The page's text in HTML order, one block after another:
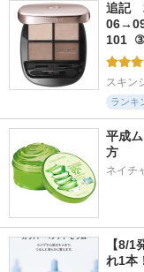
追記
101
スキン
ランキ
平成
方
ネイチ
【8/
れ1本